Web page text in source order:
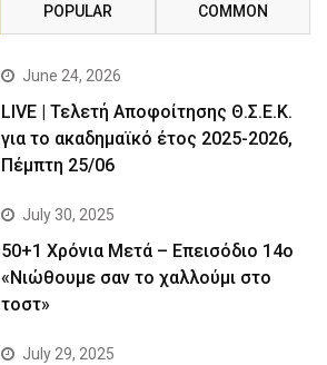
POPULAR COMMON
June 24, 2026
LIVE | Τελετή Αποφοίτησης Θ.Σ.Ε.Κ.
για το ακαδημαϊκό έτος 2025-2026,
Πέμπτη 25/06
July 30, 2025
50+1 Χρόνια Μετά – Επεισόδιο 14ο
«Νιώθουμε σαν το χαλλούμι στο
τοστ»
July 29, 2025